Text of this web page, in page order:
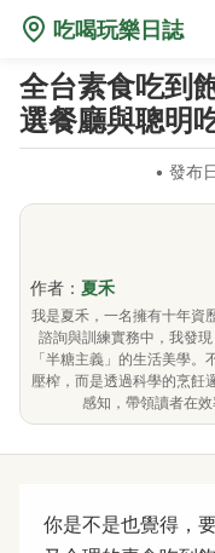
吃喝玩樂日誌
全台素食吃到
選餐廳與聰明
• 發布
作者： 夏禾
我是夏禾，一名擁有十年資
諮詢與訓練實務中，我發
「半糖主義」的生活美學
壓榨，而是透過科學的烹飪
感知，帶領讀者在
你是不是也覺得，